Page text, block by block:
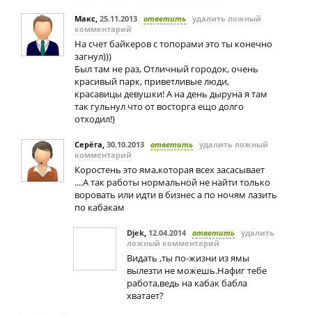
Макс, 25.11.2013 ответить удалить ложный
комментарий
На счет байкеров с топорами это ты конечно
загнул)))
Был там не раз, Отличный городок, очень
красивый парк, приветливые люди,
красавицы девушки! А на день дыруна я там
так гульнул что от восторга ещо долго
отходил!)
Серёга, 30.10.2013 ответить удалить ложный
комментарий
Коростень это яма,которая всех засасывает
....А так работы нормальной не найти только
воровать или идти в бизнес а по ночям лазить
по кабакам
Djek, 12.04.2014 ответить удалить
ложный комментарий
Видать ,ты по-жизни из ямы
вылезти не можешь.Нафиг тебе
работа,ведь на кабак бабла
хватает?